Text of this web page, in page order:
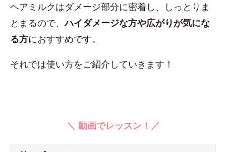
ヘアミルクはダメージ部分に密着し、しっとりま
とまるので、ハイダメージな方や広がりが気にな
る方におすすめです。
それでは使い方をご紹介していきます！
＼ 動画でレッスン！／